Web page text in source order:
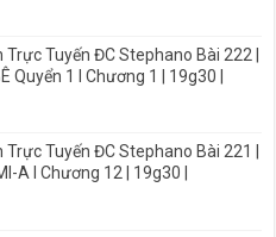
Trực Tuyến ĐC Stephano Bài 222 |
Quyển 1 I Chương 1 | 19g30 |
Trực Tuyến ĐC Stephano Bài 221 |
A I Chương 12 | 19g30 |